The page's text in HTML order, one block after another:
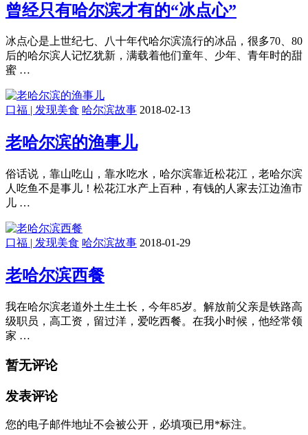
曾经只有哈尔滨才有的“冰点心”
冰点心是上世纪七、八十年代哈尔滨流行的冰品，很多70、80
后的哈尔滨人记忆犹新，满载着他们童年、少年、青年时的甜
蜜 …
口福 | 发现美食 哈尔滨故事 2018-02-13
老哈尔滨的渔事儿
俗话说，靠山吃山，靠水吃水，哈尔滨靠近松花江，老哈尔滨
人吃鱼不是事儿！松花江水产上百种，有钱的人家去江边渔市
儿 …
口福 | 发现美食 哈尔滨故事 2018-01-29
老哈尔滨西餐
我在哈尔滨老道外土生土长，今年85岁。解放前父亲是铁路高
级职员，高工资，留过洋，爱吃西餐。在我小时候，他经常领
家 …
暂无评论
发表评论
您的电子邮件地址不会被公开， 必填项已用 *标注。